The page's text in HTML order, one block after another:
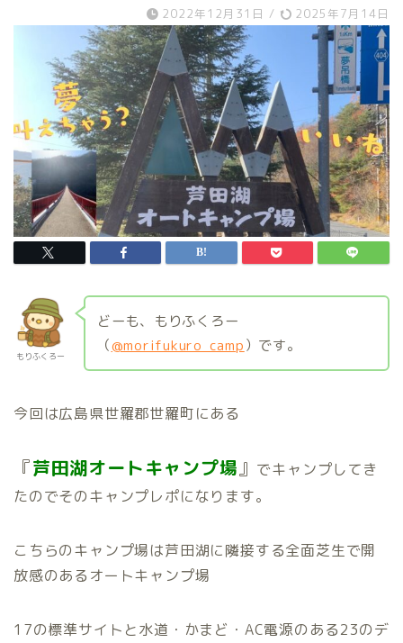
2022年12月31日 / 2025年7月14日
もりふくろー
どーも、もりふくろー
（@morifukuro_camp）です。
今回は広島県世羅郡世羅町にある
『芦田湖オートキャンプ場』 でキャンプしてき
たのでそのキャンプレポになります。
こちらのキャンプ場は芦田湖に隣接する全面芝生で開
放感のあるオートキャンプ場
17の標準サイトと水道・かまど・AC電源のある23のデ